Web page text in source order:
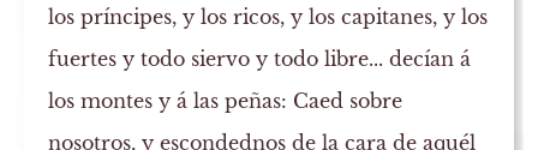
los príncipes, y los ricos, y los capitanes, y los
fuertes y todo siervo y todo libre... decían á
los montes y á las peñas: Caed sobre
nosotros, y escondednos de la cara de aquél